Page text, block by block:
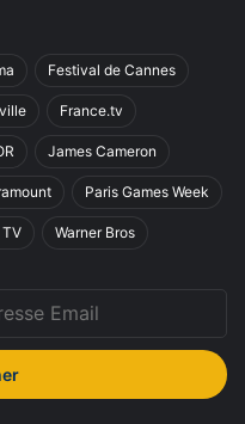
Festival de Cannes
France.tv
James Cameron
Paris Games Week
Warner Bros